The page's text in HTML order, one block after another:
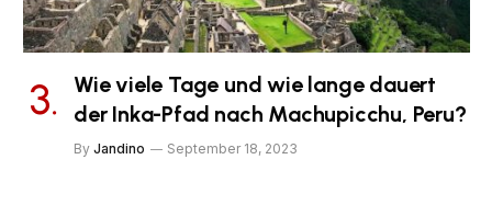
Wie viele Tage und wie lange dauert
der Inka-Pfad nach Machupicchu, Peru?
By Jandino September 18, 2023